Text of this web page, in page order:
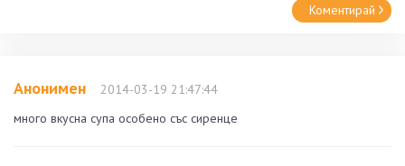
Коментирай
Анонимен
2014-03-19 21:47:44
много вкусна супа особено със сиренце